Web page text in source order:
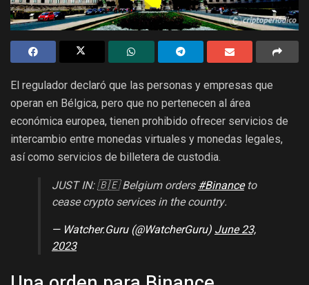
El regulador declaró que las personas y empresas que
operan en Bélgica, pero que no pertenecen al área
económica europea, tienen prohibido ofrecer servicios de
intercambio entre monedas virtuales y monedas legales,
así como servicios de billetera de custodia.
JUST IN: 🇧🇪 Belgium orders#Binanceto
cease crypto services in the country.
— Watcher.Guru (@WatcherGuru)June 23,
2023